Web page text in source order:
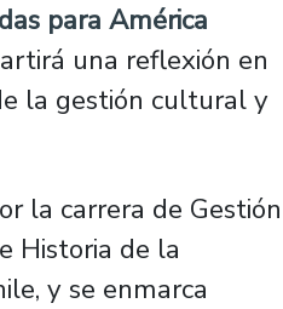
para América
una reflexión en
la gestión cultural y
la carrera de Gestión
Historia de la
y se enmarca